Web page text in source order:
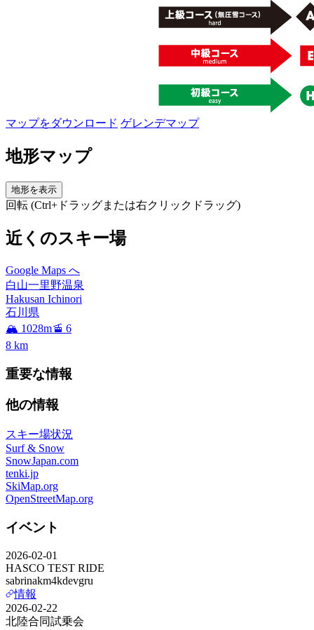
マップをダウンロード ゲレンデマップ
地形マップ
地形を表示
回転 (Ctrl+ドラッグまたは右クリックドラッグ)
近くのスキー場
Google Maps へ
白山一里野温泉
Hakusan Ichinori
石川県
🏔️ 1028m🚡 6
8 km
重要な情報
他の情報
スキー場状況
Surf & Snow
SnowJapan.com
tenki.jp
SkiMap.org
OpenStreetMap.org
イベント
2026-02-01
HASCO TEST RIDE
sabrinakm4kdevgru
情報
2026-02-22
北陸合同試乗会